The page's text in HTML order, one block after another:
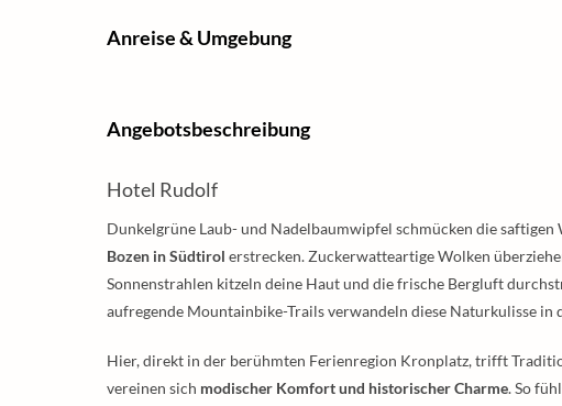
Anreise & Umgebung
Angebotsbeschreibung
Hotel Rudolf
Dunkelgrüne Laub- und Nadelbaumwipfel schmücken die
Bozen in Südtirol erstrecken. Zuckerwatteartige Wolken
Sonnenstrahlen kitzeln deine Haut und die frische Bergluft
aufregende Mountainbike-Trails verwandeln diese Naturkulisse in
Hier, direkt in der berühmten Ferienregion Kronplatz, trifft
vereinen sich modischer Komfort und historischer Charme. So